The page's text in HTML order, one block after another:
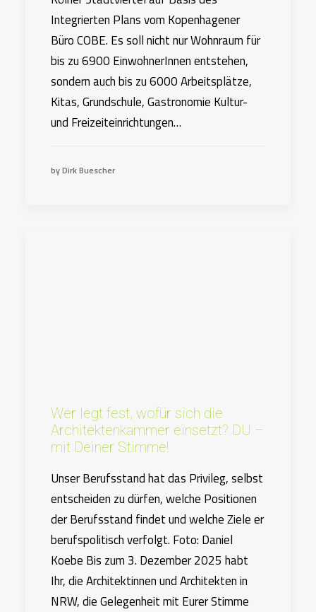
Integrierten Plans vom Kopenhagener
Büro COBE. Es soll nicht nur Wohnraum für
bis zu 6900 EinwohnerInnen entstehen,
sondern auch bis zu 6000 Arbeitsplätze,
Kitas, Grundschule, Gastronomie Kultur-
und Freizeiteinrichtungen…
by Dirk Buescher
Wer legt fest, wofür sich die
Architektenkammer einsetzt? DU –
mit Deiner Stimme!
Unser Berufsstand hat das Privileg, selbst
entscheiden zu dürfen, welche Positionen
der Berufsstand findet und welche Ziele er
berufspolitisch verfolgt. Foto: Daniel
Koebe Bis zum 3. Dezember 2025 habt
Ihr, die Architektinnen und Architekten in
NRW, die Gelegenheit mit Eurer Stimme